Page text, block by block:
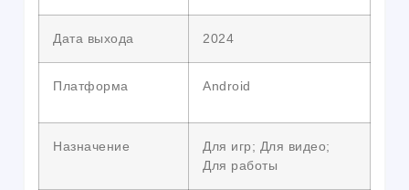
Дата выхода 2024
Платформа Android
Назначение
Для игр; Для видео;
Для работы